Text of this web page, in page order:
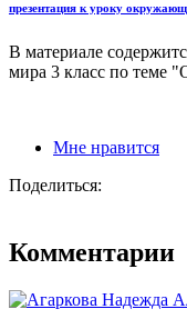
презентация к уроку
В материале
мира 3 класс по теме
Мне нравится
Поделиться:
Комментарии